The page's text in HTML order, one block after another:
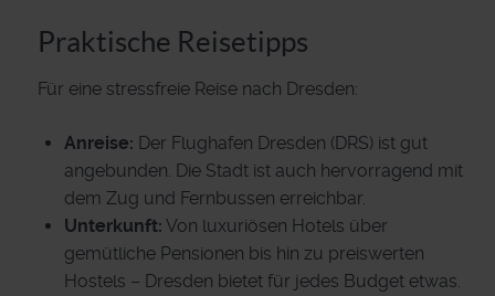
Praktische Reisetipps
Für eine stressfreie Reise nach Dresden:
Anreise: Der Flughafen Dresden (DRS) ist gut
angebunden. Die Stadt ist auch hervorragend mit
dem Zug und Fernbussen erreichbar.
Unterkunft: Von luxuriösen Hotels über
gemütliche Pensionen bis hin zu preiswerten
Hostels – Dresden bietet für jedes Budget etwas.